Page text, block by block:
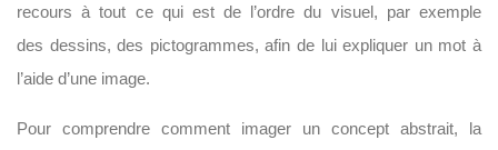
recours à tout ce qui est de l’ordre du visuel, par exemple
des dessins, des pictogrammes, afin de lui expliquer un mot à
l’aide d’une image.
Pour comprendre comment imager un concept abstrait, la